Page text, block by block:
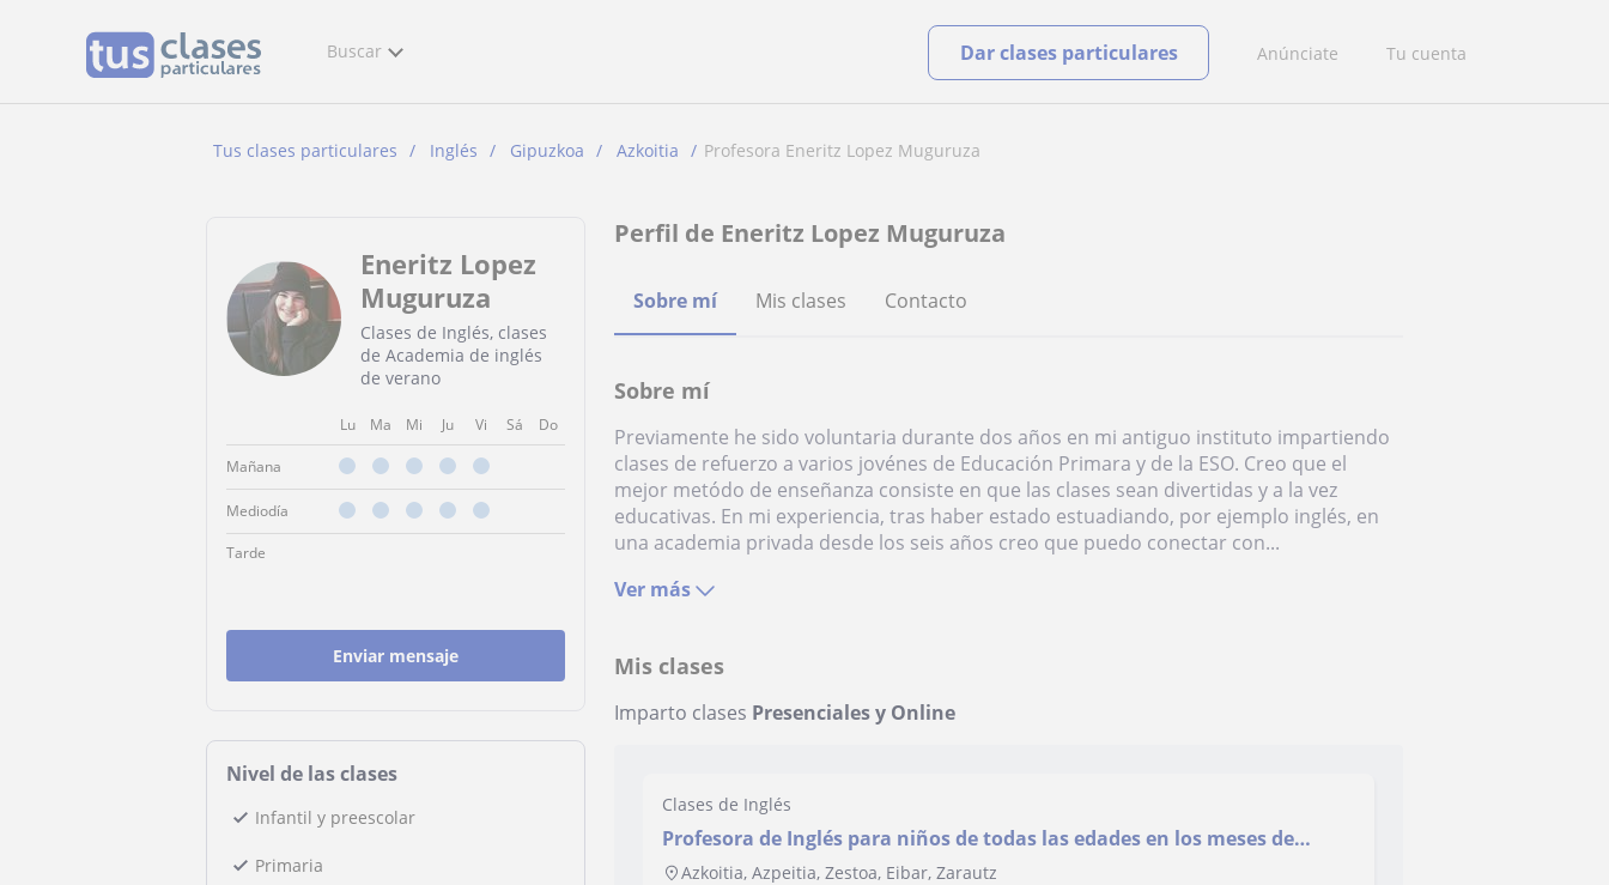
Buscar Anúnciate Tu cuenta
Dar clases particulares
Tus clases particulares Inglés Gipuzkoa Azkoitia Profesora Eneritz Lopez Muguruza
Eneritz Lopez
Muguruza
Clases de Inglés, clases
de Academia de inglés
de verano
Lu Ma Mi Ju Vi Sá Do
Mañana
Mediodía
Tarde
Enviar mensaje
Nivel de las clases
Infantil y preescolar
Primaria
Perfil de Eneritz Lopez Muguruza
Sobre mí Mis clases Contacto
Sobre mí
Previamente he sido voluntaria durante dos años en mi antiguo instituto impartiendo
clases de refuerzo a varios jovénes de Educación Primara y de la ESO. Creo que el
mejor metódo de enseñanza consiste en que las clases sean divertidas y a la vez
educativas. En mi experiencia, tras haber estado estuadiando, por ejemplo inglés, en
una academia privada desde los seis años creo que puedo conectar con...
Ver más
Mis clases
Imparto clases Presenciales y Online
Clases de Inglés
Profesora de Inglés para niños de todas las edades en los meses de
verano
Azkoitia, Azpeitia, Zestoa, Eibar, Zarautz